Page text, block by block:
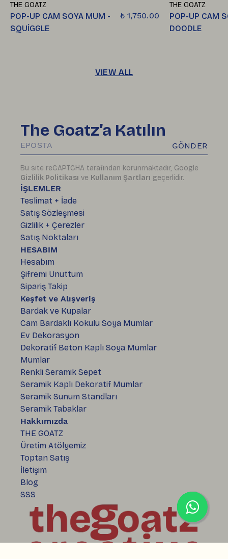
THE GOATZ
POP-UP CAM SOYA MUM -
SQUİGGLE
₺ 1,750.00
THE GOATZ
POP-UP CAM
DOODLE
VIEW ALL
İŞLEMLER
Teslimat + İade
Satış Sözleşmesi
Gizlilik + Çerezler
Satış Noktaları
HESABIM
Hesabım
Şifremi Unuttum
Sipariş Takip
Keşfet ve Alışveriş
Bardak ve Kupalar
Cam Bardaklı Kokulu Soya Mumlar
Ev Dekorasyon
Dekoratif Beton Kaplı Soya Mumlar
Mumlar
Renkli Seramik Sepet
Seramik Kaplı Dekoratif Mumlar
Seramik Sunum Standları
Seramik Tabaklar
Hakkımızda
THE GOATZ
Üretim Atölyemiz
Toptan Satış
İletişim
Blog
SSS
The Goatz’a Katılın
GÖNDER
Bu site reCAPTCHA tarafından korunmaktadır, Google
Gizlilik Politikası ve Kullanım Şartları geçerlidir.